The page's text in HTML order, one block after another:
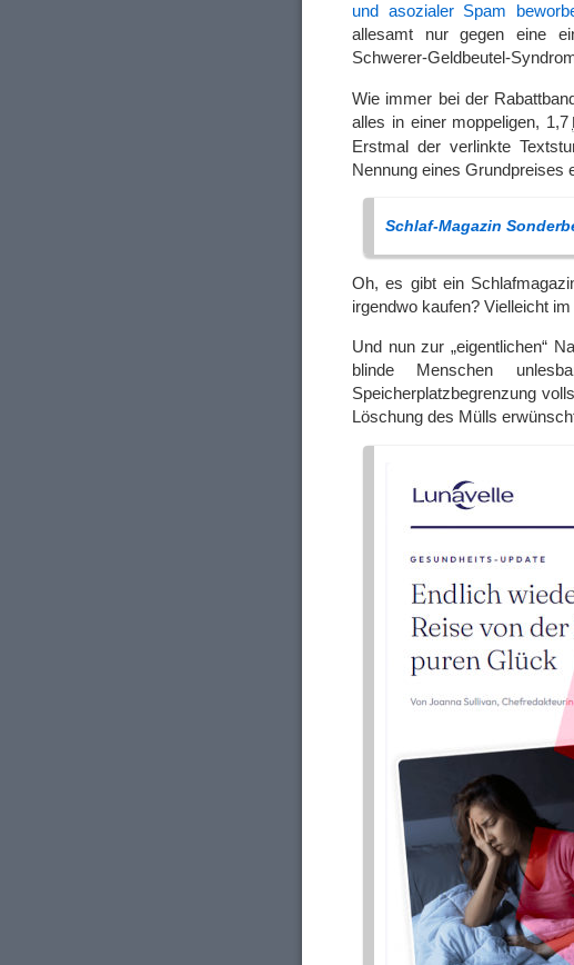
und asozialer Spam
allesamt nur gegen eine
Schwerer-Geldbeutel-
Wie immer bei der
alles in einer moppeligen, 1,7
Erstmal der verlinkte
Nennung eines Grundpreises
Schlaf-Magazin
Oh, es gibt ein
irgendwo kaufen? Vielleicht
Und nun zur „eigentlichen“
blinde Menschen
Speicherplatzbegrenzung
Löschung des Mülls